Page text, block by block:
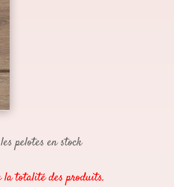
pelotes en stock
la totalité des produits.